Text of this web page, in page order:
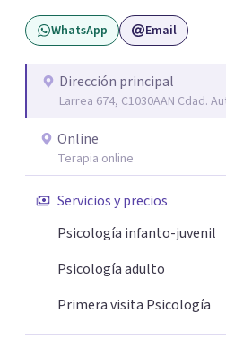
modos de malestar. La práctica analítica propone un
espacio de palabra donde cada
construcción de una respuesta
malestar.
WhatsApp Email
Dirección principal
Larrea 674, C1030AAN Cdad.
Online
Terapia online
Servicios y precios
Psicología infanto-juvenil
Psicología adulto
Primera visita Psicología